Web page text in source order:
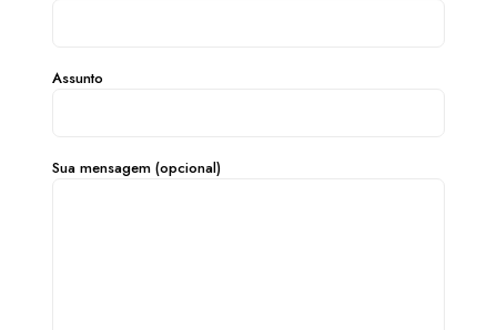
Assunto
Sua mensagem (opcional)